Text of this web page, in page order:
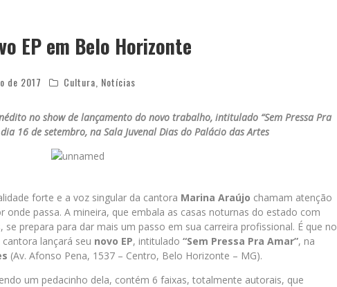
EP em Belo Horizonte
de 2017 Cultura Notícias
no show de lançamento do novo trabalho, intitulado “Sem Pressa Pra
16 de setembro, na Sala Juvenal Dias do Palácio das Artes
forte e a voz singular da cantora Marina Araújo chamam atenção
passa. A mineira, que embala as casas noturnas do estado com
prepara para dar mais um passo em sua carreira profissional. É que no
cantora lançará seu novo EP, intitulado “Sem Pressa Pra Amar”, na
(Av. Afonso Pena, 1537 – Centro, Belo Horizonte – MG).
um pedacinho dela, contém 6 faixas, totalmente autorais, que